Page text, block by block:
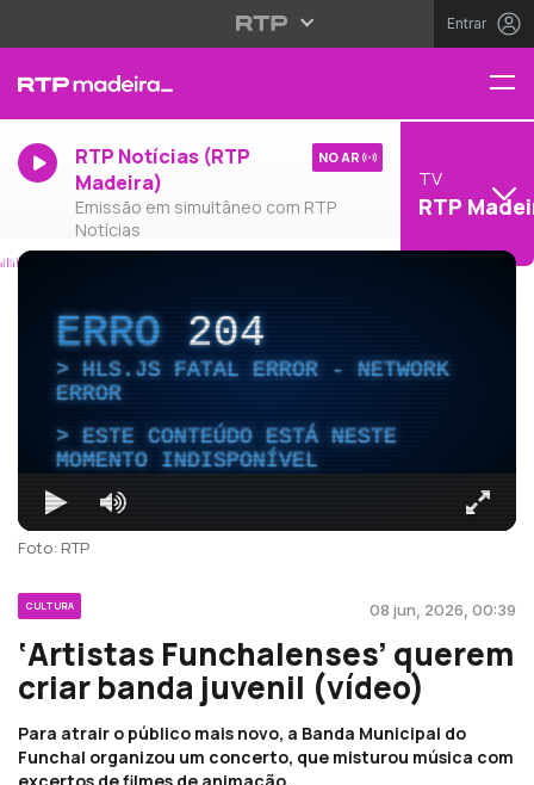
Entrar
RTP Notícias (RTP
Madeira)
Emissão em simultâneo com RTP
Notícias
NO AR
TV
RTP
ERRO204
HLS.JS FATAL ERROR - NETWORK
ERROR
ESTE CONTEÚDO ESTÁ NESTE
MOMENTO INDISPONÍVEL
Foto: RTP
CULTURA 08 jun, 2026, 00:39
‘Artistas Funchalenses’ querem
criar banda juvenil (vídeo)
Para atrair o público mais novo, a Banda Municipal do
Funchal organizou um concerto, que misturou música com
excertos de filmes de animação.